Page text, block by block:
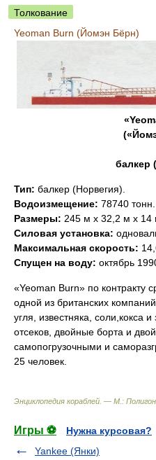
Толкование
Yeoman Burn (Йомэн Бёрн)
балкер
Тип: балкер (Норвегия).
Водоизмещение: 78740 тонн.
Размеры: 245 м х 32,2 м х 14
Силовая установка:
Максимальная скорость:
Спущен на воду: октябрь
«Yeoman Burn» по контракту
одной из британских
угля, известняка, соли,кокса
отсеков, двойные борта и
самопогрузочными и
25 человек.
Энциклопедия кораблей. — М.: Полигон
Игры ⚽
Нужна курсовая?
Yankee (Янки)